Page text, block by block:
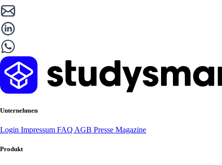
Unternehmen
Login Impressum FAQ AGB Presse Magazine
Produkt